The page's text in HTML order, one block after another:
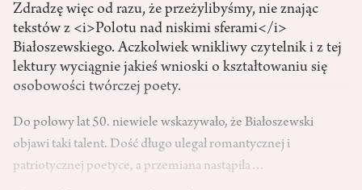
Zdradzę więc od razu, że przeżylibyśmy, nie znając
tekstów z <i>Polotu nad niskimi sferami</i>
Białoszewskiego. Aczkolwiek wnikliwy czytelnik i z tej
lektury wyciągnie jakieś wnioski o kształtowaniu się
osobowości twórczej poety.
Do połowy lat 50. niewiele wskazywało, że Białoszewski
objawi taki talent. Dość długo ulegał romantycznej i
patriotycznej poetyce, a przemiana nastąpiła…